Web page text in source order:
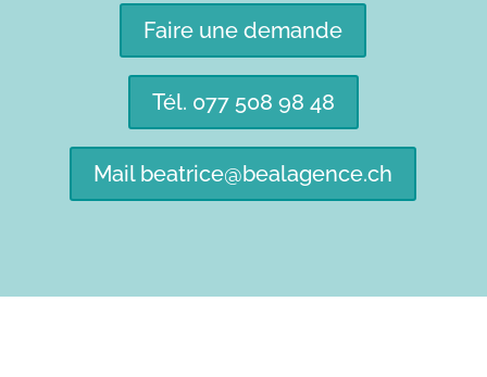
Faire une demande
Tél. 077 508 98 48
Mail beatrice@bealagence.ch